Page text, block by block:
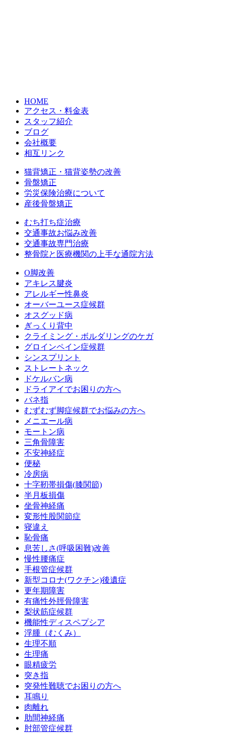
HOME
アクセス・料金表
スタッフ紹介
ブログ
会社概要
相互リンク
猫背矯正・猫背姿勢の改善
骨盤矯正
労災保険治療について
産後骨盤矯正
むち打ち症治療
交通事故お悩み改善
交通事故専門治療
整骨院と医療機関の上手な通院方法
O脚改善
アキレス腱炎
アレルギー性鼻炎
オーバーユース症候群
オスグッド病
ぎっくり背中
クライミング・ボルダリングのケガ
グロインペイン症候群
シンスプリント
ストレートネック
ドケルバン病
ドライアイでお困りの方へ
バネ指
むずむず脚症候群でお悩みの方へ
メニエール病
モートン病
三角骨障害
不安神経症
便秘
冷房病
十字靭帯損傷(膝関節)
半月板損傷
坐骨神経痛
変形性股関節症
寝違え
恥骨痛
息苦しさ(呼吸困難)改善
慢性腰痛症
手根管症候群
新型コロナ(ワクチン)後遺症
更年期障害
有痛性外脛骨障害
梨状筋症候群
機能性ディスペプシア
浮腫（むくみ）
生理不順
生理痛
眼精疲労
突き指
突発性難聴でお困りの方へ
耳鳴り
肉離れ
肋間神経痛
肘部管症候群